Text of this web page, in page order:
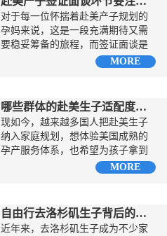
对于每一位怀揣着赴美产子规划的
孕妈来说，这是一段充满期待又需
要稳妥筹备的旅程，而签证面谈是
这段行程里的重要一环... MORE
哪些群体的赴美生子适配度更高
现如今，越来越多国人把赴美生子
纳入家庭规划，想体验美国成熟的
孕产服务体系，也希望为孩子拿到
美籍身份，提前解锁更广阔...MORE
自由行去洛杉矶生子背后的风险性
近年来，去洛杉矶生子成为不少家